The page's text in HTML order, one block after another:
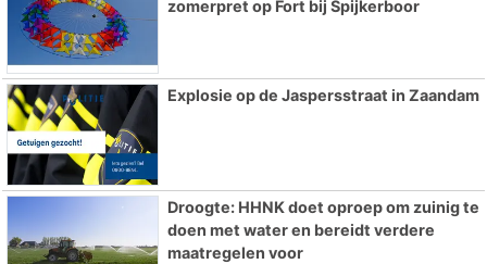
zomerpret op Fort bij Spijkerboor
Explosie op de Jaspersstraat in Zaandam
Droogte: HHNK doet oproep om zuinig te
doen met water en bereidt verdere
maatregelen voor